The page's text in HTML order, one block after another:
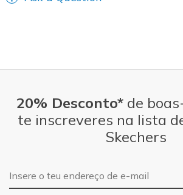
20% Desconto*de
te inscreveres na lista
Skechers
Endereço de e-mail